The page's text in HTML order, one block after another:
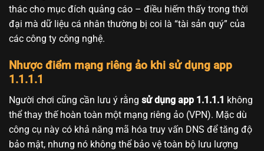
thác cho mục đích quảng cáo – điều hiếm thấy trong thời
đại mà dữ liệu cá nhân thường bị coi là “tài sản quý” của
các công ty công nghệ.
Nhược điểm mạng riêng ảo khi sử dụng app
1.1.1.1
Người chơi cũng cần lưu ý rằng sử dụng app 1.1.1.1 không
thể thay thế hoàn toàn một mạng riêng ảo (VPN). Mặc dù
công cụ này có khả năng mã hóa truy vấn DNS để tăng độ
bảo mật, nhưng nó không thể bảo vệ toàn bộ lưu lượng